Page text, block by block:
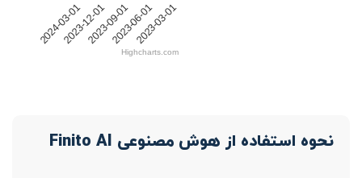
2024-03-01
2023-12-012023-09-012023-06-012023-03-01
Highcharts.com
نحوه استفاده از هوش مصنوعی Finito AI